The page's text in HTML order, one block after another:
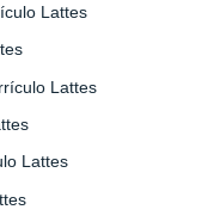
Lattes
Lattes
Lattes